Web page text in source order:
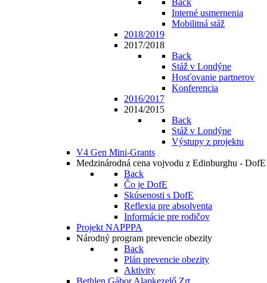
Back
Interné usmernenia
Mobilitná stáž
2018/2019
2017/2018
Back
Stáž v Londýne
Hosťovanie partnerov
Konferencia
2016/2017
2014/2015
Back
Stáž v Londýne
Výstupy z projektu
V4 Gen Mini-Grants
Medzinárodná cena vojvodu z Edinburghu - DofE
Back
Čo je DofE
Skúsenosti s DofE
Reflexia pre absolventa
Informácie pre rodičov
Projekt NAPPPA
Národný program prevencie obezity
Back
Plán prevencie obezity
Aktivity
Bethlen Gábor Alapkezelő Zrt